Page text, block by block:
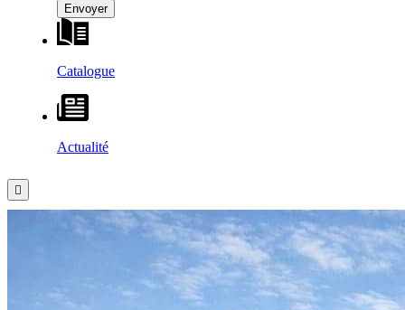
Catalogue
Actualité